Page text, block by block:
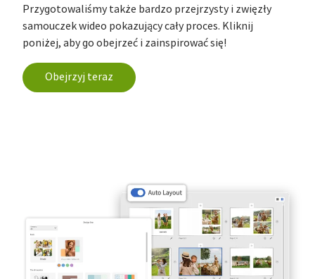
Przygotowaliśmy także bardzo przejrzysty i zwięzły
samouczek wideo pokazujący cały proces. Kliknij
poniżej, aby go obejrzeć i zainspirować się!
Obejrzyj teraz